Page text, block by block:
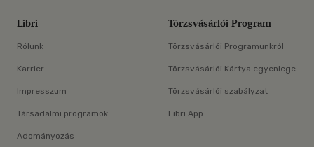
Libri
Rólunk
Karrier
Impresszum
Társadalmi programok
Adományozás
Törzsvásárlói Program
Törzsvásárlói Programunkról
Törzsvásárlói Kártya egyenlege
Törzsvásárlói szabályzat
Libri App